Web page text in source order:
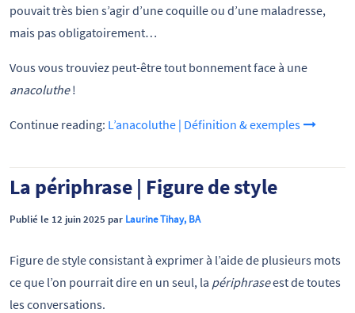
pouvait très bien s’agir d’une coquille ou d’une maladresse,
mais pas obligatoirement…
Vous vous trouviez peut-être tout bonnement face à une
anacoluthe!
Continue reading: L’anacoluthe | Définition & exemples
La périphrase | Figure de style
Publié le 12 juin 2025 par Laurine Tihay, BA
Figure de style consistant à exprimer à l’aide de plusieurs mots
ce que l’on pourrait dire en un seul, la périphraseest de toutes
les conversations.